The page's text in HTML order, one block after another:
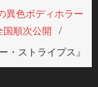
異色ボディホラー
国順次公開
・ストライプス』